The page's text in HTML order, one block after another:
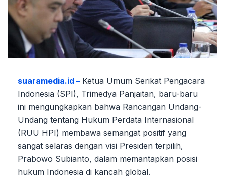
suaramedia.id – Ketua Umum Serikat Pengacara
Indonesia (SPI), Trimedya Panjaitan, baru-baru
ini mengungkapkan bahwa Rancangan Undang-
Undang tentang Hukum Perdata Internasional
(RUU HPI) membawa semangat positif yang
sangat selaras dengan visi Presiden terpilih,
Prabowo Subianto, dalam memantapkan posisi
hukum Indonesia di kancah global.